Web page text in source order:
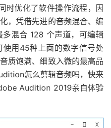
时优化了软件操作流程，因
，凭借先进的音频混合、编
混合 128 个声道，可编辑
用45种上面的数字信号处
质饱满、细致入微的最高品
怎么剪辑音频吗，快来
Audition 2019亲自体验